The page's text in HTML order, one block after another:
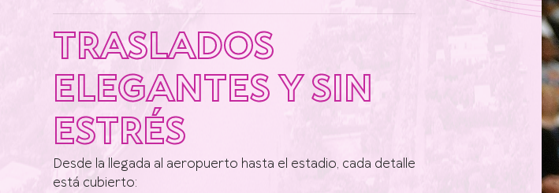
TRASLADOS
ELEGANTES Y SIN
ESTRÉS
Desde la llegada al aeropuerto hasta el estadio, cada detalle
está cubierto: